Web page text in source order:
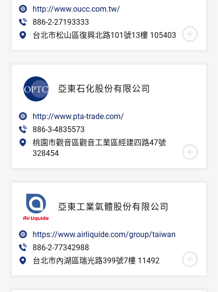
http://www.oucc.com.tw/
886-2-27193333
台北市松山區復興北路101號13樓 105403
亞東石化股份有限公司
http://www.pta-trade.com/
886-3-4835573
桃園市觀音區觀音工業區經建四路47號
328454
亞東工業氣體股份有限公司
https://www.airliquide.com/group/taiwan
886-2-77342988
台北市內湖區瑞光路399號7樓 11492